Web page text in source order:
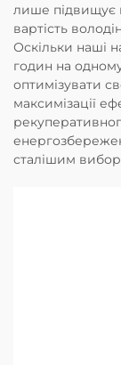
лише підвищує
вартість
Оскільки наші
годин на
оптимізувати
максимізації
сталішим